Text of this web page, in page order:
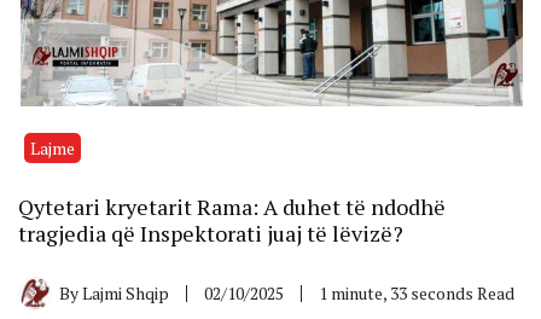
Lajme
Qytetari kryetarit Rama: A duhet të ndodhë
tragjedia që Inspektorati juaj të lëvizë?
ByLajmi Shqip 02/10/2025 1 minute, 33 seconds Read